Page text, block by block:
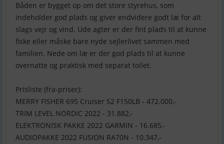
Båden er bygget op om det store styrehus, som
indeholder god plads og giver endvidere godt læ for alt
slags vejr og vind. Ude agter er der fint plads til at kunne
fiske eller måske bare nyde sejlerlivet sammen med
familien. Nede om læ er der god plads til at kunne
overnatte og praktisk med separat toilet.
Prisliste (fra-priser):
MERRY FISHER 695 Cruiser S2 F150LB - 472.000,-
TRIM LEVEL NORDIC 2022 - 31.882,-
ELEKTRONISK PAKKE 2022 GARMIN - 16.685,-
AUDIOPAKKE 2022 FUSION RA70N - 10.347,-